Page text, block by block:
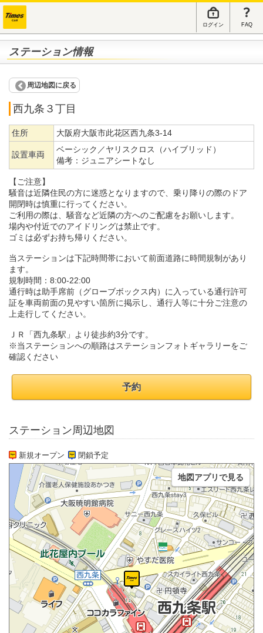
ログイン FAQ
ステーション情報
周辺地図に戻る
西九条３丁目
住所 大阪府大阪市此花区西九条3-14
設置車両
ベーシック／ヤリスクロス（ハイブリッド）
備考： ジュニアシートなし
【ご注意】
騒音は近隣住民の方に迷惑となりますので、乗り降りの際のドア
開閉時は慎重に行ってください。
ご利用の際は、騒音など近隣の方へのご配慮をお願いします。
場内や付近でのアイドリングは禁止です。
ゴミは必ずお持ち帰りください。
当ステーションは下記時間帯において前面道路に時間規制があり
ます。
規制時間：8:00-22:00
通行時は助手席前（グローブボックス内）に入っている通行許可
証を車両前面の見やすい箇所に掲示し、通行人等に十分ご注意の
上走行してください。
ＪＲ「西九条駅」より徒歩約3分です。
※当ステーションへの順路はステーションフォトギャラリーをご
確認ください
予約
ステーション周辺地図
新規オープン 閉鎖予定
地図アプリで見る